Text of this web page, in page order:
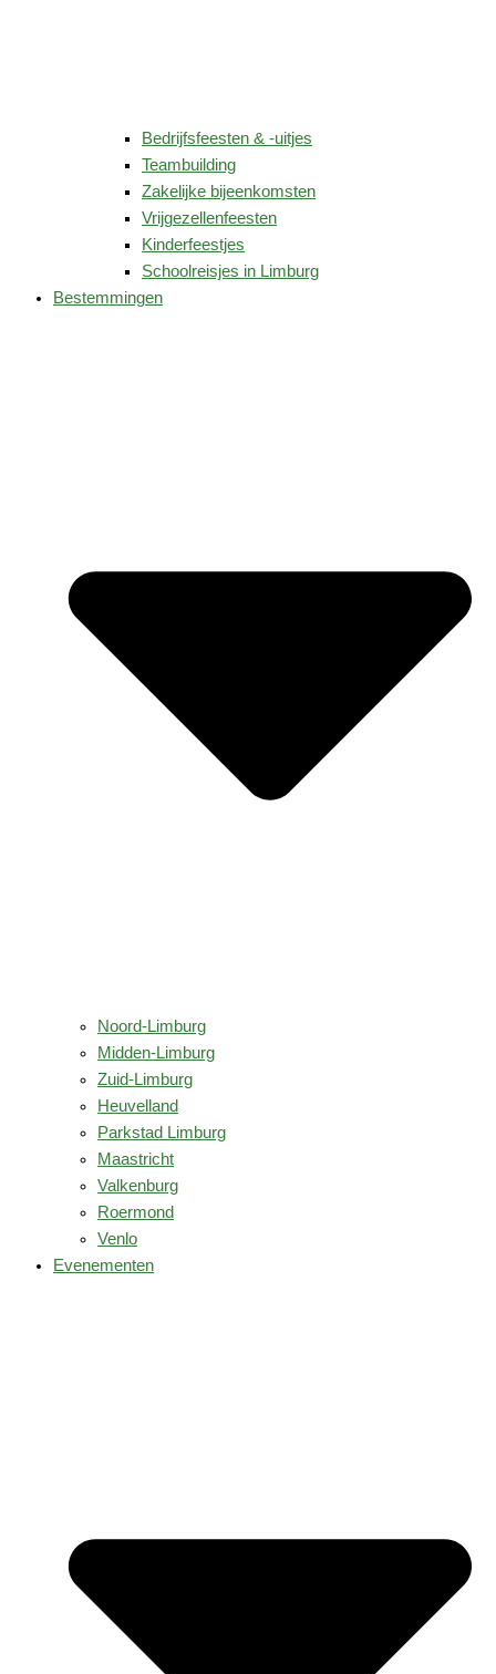
Bedrijfsfeesten & -uitjes
Teambuilding
Zakelijke bijeenkomsten
Vrijgezellenfeesten
Kinderfeestjes
Schoolreisjes in Limburg
Bestemmingen
Noord-Limburg
Midden-Limburg
Zuid-Limburg
Heuvelland
Parkstad Limburg
Maastricht
Valkenburg
Roermond
Venlo
Evenementen